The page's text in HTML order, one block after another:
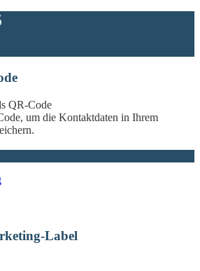
um die Kontaktdaten in Ihrem
Label